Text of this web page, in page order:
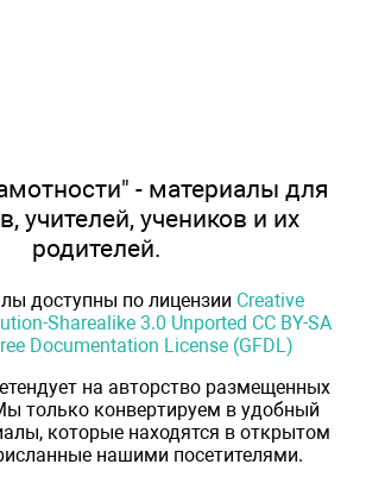
- материалы для
учителей, учеников и их
родителей.
доступны по лицензии Creative
Sharealike 3.0 Unported CC BY-SA
Documentation License (GFDL)
на авторство размещенных
только конвертируем в удобный
которые находятся в открытом
нашими посетителями.